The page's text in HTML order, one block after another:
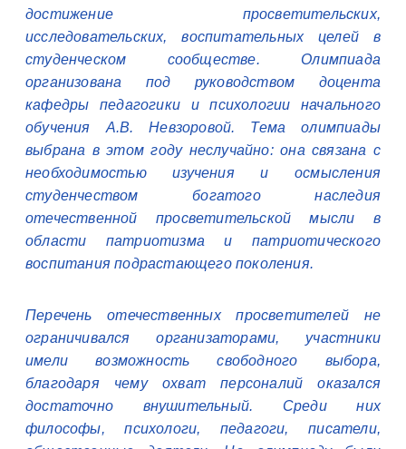
достижение просветительских,
исследовательских, воспитательных целей в
студенческом сообществе. Олимпиада
организована под руководством доцента
кафедры педагогики и психологии начального
обучения А.В. Невзоровой. Тема олимпиады
выбрана в этом году неслучайно: она связана с
необходимостью изучения и осмысления
студенчеством богатого наследия
отечественной просветительской мысли в
области патриотизма и патриотического
воспитания подрастающего поколения.
Перечень отечественных просветителей не
ограничивался организаторами, участники
имели возможность свободного выбора,
благодаря чему охват персоналий оказался
достаточно внушительный. Среди них
философы, психологи, педагоги, писатели,